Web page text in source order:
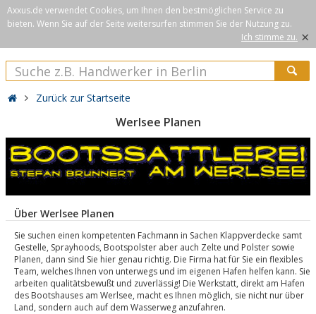
Axxus.de verwendet Cookies, um Ihnen den bestmöglichen Service zu
bieten. Wenn Sie auf der Seite weitersurfen stimmen Sie der Nutzung zu.
Ich stimme zu. ×
Zurück zur Startseite
Werlsee Planen
Über Werlsee Planen
Sie suchen einen kompetenten Fachmann in Sachen Klappverdecke samt
Gestelle, Sprayhoods, Bootspolster aber auch Zelte und Polster sowie
Planen, dann sind Sie hier genau richtig. Die Firma hat für Sie ein flexibles
Team, welches Ihnen von unterwegs und im eigenen Hafen helfen kann. Sie
arbeiten qualitätsbewußt und zuverlässig! Die Werkstatt, direkt am Hafen
des Bootshauses am Werlsee, macht es Ihnen möglich, sie nicht nur über
Land, sondern auch auf dem Wasserweg anzufahren.